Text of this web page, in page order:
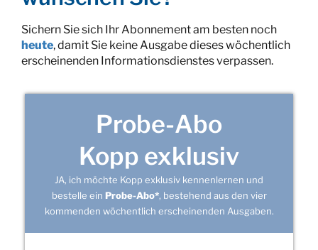
Sichern Sie sich Ihr Abonnement am besten noch
heute, damit Sie keine Ausgabe dieses wöchentlich
erscheinenden Informationsdienstes verpassen.
Probe-Abo
Kopp exklusiv
JA, ich möchte Kopp exklusiv kennenlernen und
bestelle ein Probe-Abo*, bestehend aus den vier
kommenden wöchentlich erscheinenden Ausgaben.